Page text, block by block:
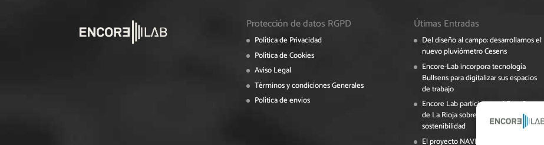
Protección de datos RGPD
Política de Privacidad
Política de Cookies
Aviso Legal
Términos y condiciones Generales
Política de envíos
Útimas Entradas
Del diseño al campo: desarrollamos el
nuevo pluviómetro Cesens
Encore-Lab incorpora tecnología
Bullsens para digitalizar sus espacios
de trabajo
Encore Lab participa en el Foro Pymes
de La Rioja sobre digitalización y
sostenibilidad
El proyecto NAVINOPT avanza en su